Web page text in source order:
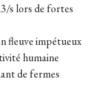
s lors de fortes
fleuve impétueux
humaine
de fermes